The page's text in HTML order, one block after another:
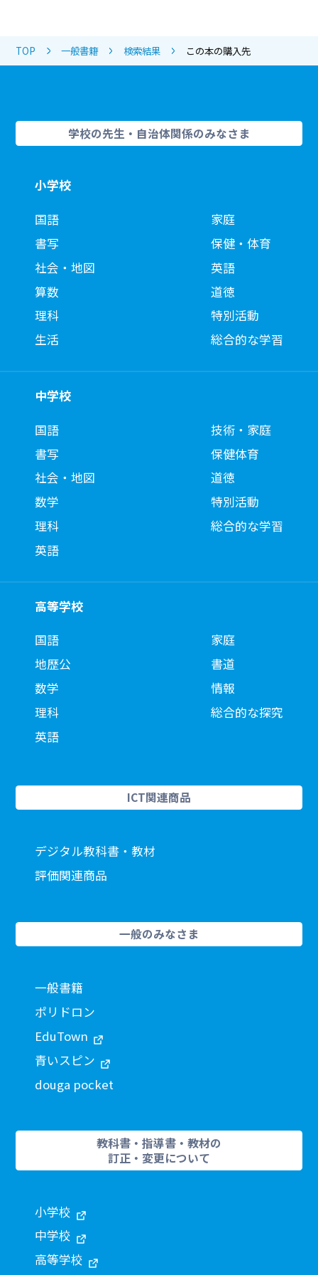
TOP 一般書籍 検索結果 この本の購入先
学校の先生・自治体関係のみなさま
小学校
国語
書写
社会・地図
算数
理科
生活
家庭
保健・体育
英語
道徳
特別活動
総合的な学習
中学校
国語
書写
社会・地図
数学
理科
英語
技術・家庭
保健体育
道徳
特別活動
総合的な学習
高等学校
国語
地歴公
数学
理科
英語
家庭
書道
情報
総合的な探究
ICT関連商品
デジタル教科書・教材
評価関連商品
一般のみなさま
一般書籍
ポリドロン
EduTown
青いスピン
douga pocket
教科書・指導書・教材の
訂正・変更について
小学校
中学校
高等学校